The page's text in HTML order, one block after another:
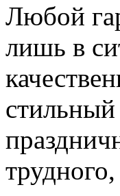
Любой
лишь в